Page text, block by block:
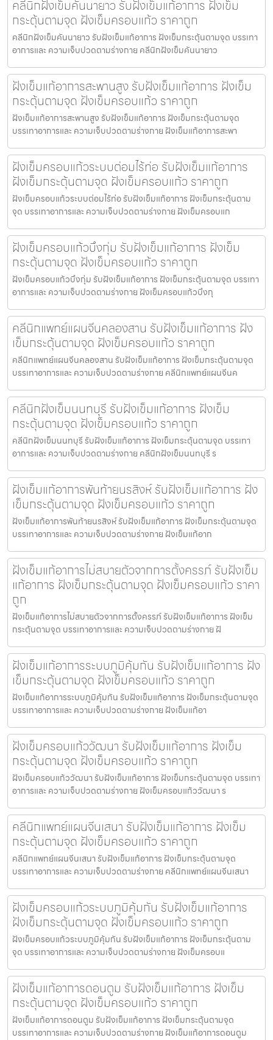
คลีนิกฝังเข็มคันนายาว รับฝังเข็มแก้อาการ ฝังเข็ม
กระตุ้นตามจุด ฝังเข็มครอบแก้ว ราคาถูก
คลีนิกฝังเข็มคันนายาว รับฝังเข็มแก้อาการ ฝังเข็มกระตุ้นตามจุด บรรเทา
อาการและ ความเจ็บปวดตามร่างกาย คลีนิกฝังเข็มคันนายาว
ฝังเข็มแก้อาการสะพานสูง รับฝังเข็มแก้อาการ ฝังเข็ม
กระตุ้นตามจุด ฝังเข็มครอบแก้ว ราคาถูก
ฝังเข็มแก้อาการสะพานสูง รับฝังเข็มแก้อาการ ฝังเข็มกระตุ้นตามจุด
บรรเทาอาการและ ความเจ็บปวดตามร่างกาย ฝังเข็มแก้อาการสะพา
ฝังเข็มครอบแก้วระบบต่อมไร้ท่อ รับฝังเข็มแก้อาการ
ฝังเข็มกระตุ้นตามจุด ฝังเข็มครอบแก้ว ราคาถูก
ฝังเข็มครอบแก้วระบบต่อมไร้ท่อ รับฝังเข็มแก้อาการ ฝังเข็มกระตุ้นตาม
จุด บรรเทาอาการและ ความเจ็บปวดตามร่างกาย ฝังเข็มครอบแก
ฝังเข็มครอบแก้วบึงกุ่ม รับฝังเข็มแก้อาการ ฝังเข็ม
กระตุ้นตามจุด ฝังเข็มครอบแก้ว ราคาถูก
ฝังเข็มครอบแก้วบึงกุ่ม รับฝังเข็มแก้อาการ ฝังเข็มกระตุ้นตามจุด บรรเทา
อาการและ ความเจ็บปวดตามร่างกาย ฝังเข็มครอบแก้วบึงกุ
คลีนิกแพทย์แผนจีนคลองสาน รับฝังเข็มแก้อาการ ฝัง
เข็มกระตุ้นตามจุด ฝังเข็มครอบแก้ว ราคาถูก
คลีนิกแพทย์แผนจีนคลองสาน รับฝังเข็มแก้อาการ ฝังเข็มกระตุ้นตามจุด
บรรเทาอาการและ ความเจ็บปวดตามร่างกาย คลีนิกแพทย์แผนจีนค
คลีนิกฝังเข็มนนทบุรี รับฝังเข็มแก้อาการ ฝังเข็ม
กระตุ้นตามจุด ฝังเข็มครอบแก้ว ราคาถูก
คลีนิกฝังเข็มนนทบุรี รับฝังเข็มแก้อาการ ฝังเข็มกระตุ้นตามจุด บรรเทา
อาการและ ความเจ็บปวดตามร่างกาย คลีนิกฝังเข็มนนทบุรี ร
ฝังเข็มแก้อาการพันท้ายนรสิงห์ รับฝังเข็มแก้อาการ ฝัง
เข็มกระตุ้นตามจุด ฝังเข็มครอบแก้ว ราคาถูก
ฝังเข็มแก้อาการพันท้ายนรสิงห์ รับฝังเข็มแก้อาการ ฝังเข็มกระตุ้นตามจุด
บรรเทาอาการและ ความเจ็บปวดตามร่างกาย ฝังเข็มแก้อาก
ฝังเข็มแก้อาการไม่สบายตัวจากการตั้งครรภ์ รับฝังเข็ม
แก้อาการ ฝังเข็มกระตุ้นตามจุด ฝังเข็มครอบแก้ว ราคา
ถูก
ฝังเข็มแก้อาการไม่สบายตัวจากการตั้งครรภ์ รับฝังเข็มแก้อาการ ฝังเข็ม
กระตุ้นตามจุด บรรเทาอาการและ ความเจ็บปวดตามร่างกาย ฝั
ฝังเข็มแก้อาการระบบภูมิคุ้มกัน รับฝังเข็มแก้อาการ ฝัง
เข็มกระตุ้นตามจุด ฝังเข็มครอบแก้ว ราคาถูก
ฝังเข็มแก้อาการระบบภูมิคุ้มกัน รับฝังเข็มแก้อาการ ฝังเข็มกระตุ้นตามจุด
บรรเทาอาการและ ความเจ็บปวดตามร่างกาย ฝังเข็มแก้อา
ฝังเข็มครอบแก้ววัฒนา รับฝังเข็มแก้อาการ ฝังเข็ม
กระตุ้นตามจุด ฝังเข็มครอบแก้ว ราคาถูก
ฝังเข็มครอบแก้ววัฒนา รับฝังเข็มแก้อาการ ฝังเข็มกระตุ้นตามจุด บรรเทา
อาการและ ความเจ็บปวดตามร่างกาย ฝังเข็มครอบแก้ววัฒนา ร
คลีนิกแพทย์แผนจีนเสนา รับฝังเข็มแก้อาการ ฝังเข็ม
กระตุ้นตามจุด ฝังเข็มครอบแก้ว ราคาถูก
คลีนิกแพทย์แผนจีนเสนา รับฝังเข็มแก้อาการ ฝังเข็มกระตุ้นตามจุด
บรรเทาอาการและ ความเจ็บปวดตามร่างกาย คลีนิกแพทย์แผนจีนเสนา
ฝังเข็มครอบแก้วระบบภูมิคุ้มกัน รับฝังเข็มแก้อาการ
ฝังเข็มกระตุ้นตามจุด ฝังเข็มครอบแก้ว ราคาถูก
ฝังเข็มครอบแก้วระบบภูมิคุ้มกัน รับฝังเข็มแก้อาการ ฝังเข็มกระตุ้นตาม
จุด บรรเทาอาการและ ความเจ็บปวดตามร่างกาย ฝังเข็มครอบแ
ฝังเข็มแก้อาการดอนตูม รับฝังเข็มแก้อาการ ฝังเข็ม
กระตุ้นตามจุด ฝังเข็มครอบแก้ว ราคาถูก
ฝังเข็มแก้อาการดอนตูม รับฝังเข็มแก้อาการ ฝังเข็มกระตุ้นตามจุด
บรรเทาอาการและ ความเจ็บปวดตามร่างกาย ฝังเข็มแก้อาการดอนตูม